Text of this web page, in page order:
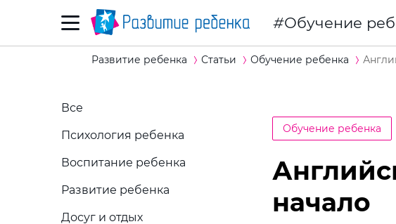
Обучение
Развитие ребенка Статьи Обучение ребенка
Все
Психология ребенка
Воспитание ребенка
Развитие ребенка
Досуг и отдых
Обучение ребенка
начало